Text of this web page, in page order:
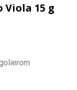
Viola 15 g